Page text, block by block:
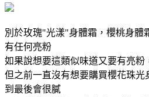
別於玫瑰"光漾"身體霜，櫻桃身體
有任何亮粉
如果說想要這類似味道又要有亮粉
但之前一直沒有想要購買櫻花珠光
到最後會很膩